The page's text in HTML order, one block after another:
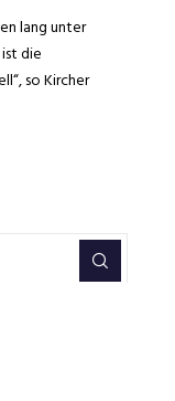
lang unter
die
so Kircher